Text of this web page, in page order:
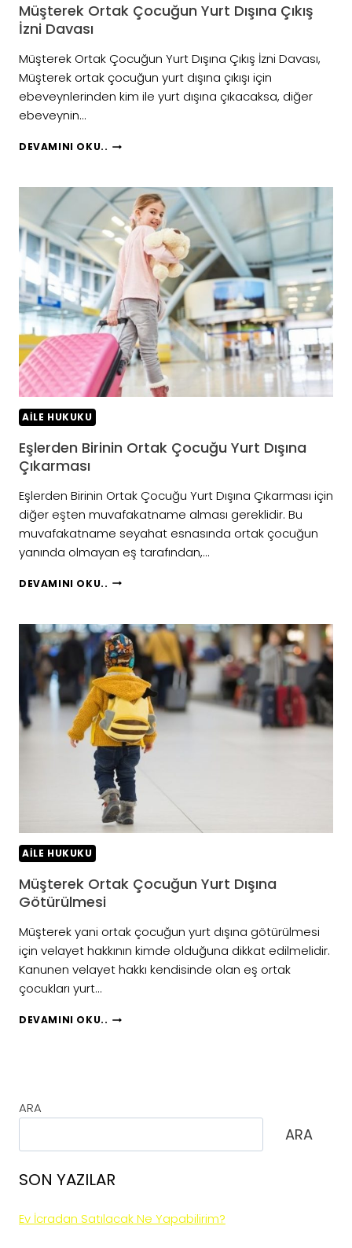
Müşterek Ortak Çocuğun Yurt Dışına Çıkış
İzni Davası
Müşterek Ortak Çocuğun Yurt Dışına Çıkış İzni Davası,
Müşterek ortak çocuğun yurt dışına çıkışı için
ebeveynlerinden kim ile yurt dışına çıkacaksa, diğer
ebeveynin…
DEVAMINI OKU.. MÜŞTEREK
YURT
DIŞINA
ÇIKIŞ
İZNI
DAVASI
AILE HUKUKU
Eşlerden Birinin Ortak Çocuğu Yurt Dışına
Çıkarması
Eşlerden Birinin Ortak Çocuğu Yurt Dışına Çıkarması için
diğer eşten muvafakatname alması gereklidir. Bu
muvafakatname seyahat esnasında ortak çocuğun
yanında olmayan eş tarafından,…
DEVAMINI OKU.. EŞLERDEN
ÇOCUĞU
YURT
DIŞINA
ÇIKARMASI
AILE HUKUKU
Müşterek Ortak Çocuğun Yurt Dışına
Götürülmesi
Müşterek yani ortak çocuğun yurt dışına götürülmesi
için velayet hakkının kimde olduğuna dikkat edilmelidir.
Kanunen velayet hakkı kendisinde olan eş ortak
çocukları yurt…
DEVAMINI OKU.. MÜŞTEREK
ARA
ARA
SON YAZILAR
Ev İcradan Satılacak Ne Yapabilirim?